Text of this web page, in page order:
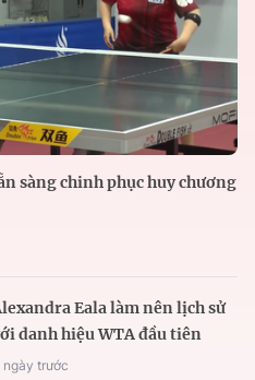
sàng chinh phục huy chương
Eala làm nên lịch sử
danh hiệu WTA đầu tiên
ngày trước